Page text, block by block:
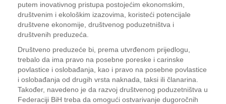
putem inovativnog pristupa postojećim ekonomskim,
društvenim i ekološkim izazovima, koristeći potencijale
društvene ekonomije, društvenog poduzetništva i
društvenih preduzeća.
Društveno preduzeće bi, prema utvrđenom prijedlogu,
trebalo da ima pravo na posebne poreske i carinske
povlastice i oslobađanja, kao i pravo na posebne povlastice
i oslobađanja od drugih vrsta naknada, taksi ili članarina.
Također, navedeno je da razvoj društvenog poduzetništva u
Federaciji BiH treba da omogući ostvarivanje dugoročnih